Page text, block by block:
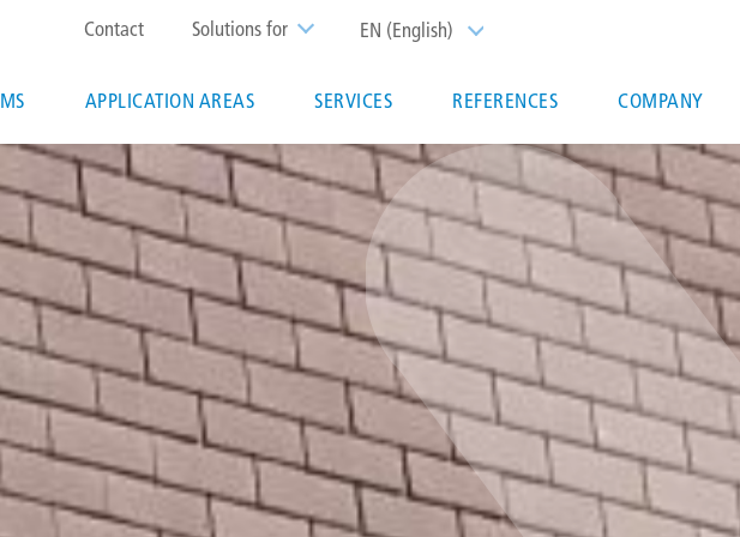
EN (English) List additional actions
Solutions for
Top
menu
Contact
APPLICATION AREAS SERVICES REFERENCES COMPANY